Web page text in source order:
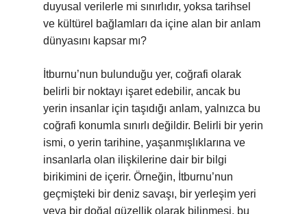
duyusal verilerle mi sınırlıdır, yoksa tarihsel
ve kültürel bağlamları da içine alan bir anlam
dünyasını kapsar mı?
İtburnu’nun bulunduğu yer, coğrafi olarak
belirli bir noktayı işaret edebilir, ancak bu
yerin insanlar için taşıdığı anlam, yalnızca bu
coğrafi konumla sınırlı değildir. Belirli bir yerin
ismi, o yerin tarihine, yaşanmışlıklarına ve
insanlarla olan ilişkilerine dair bir bilgi
birikimini de içerir. Örneğin, İtburnu’nun
geçmişteki bir deniz savaşı, bir yerleşim yeri
veya bir doğal güzellik olarak bilinmesi, bu